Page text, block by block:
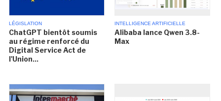
LÉGISLATION
ChatGPT bientôt soumis
au régime renforcé du
Digital Service Act de
l'Union...
INTELLIGENCE ARTIFICIELLE
Alibaba lance Qwen 3.8-
Max